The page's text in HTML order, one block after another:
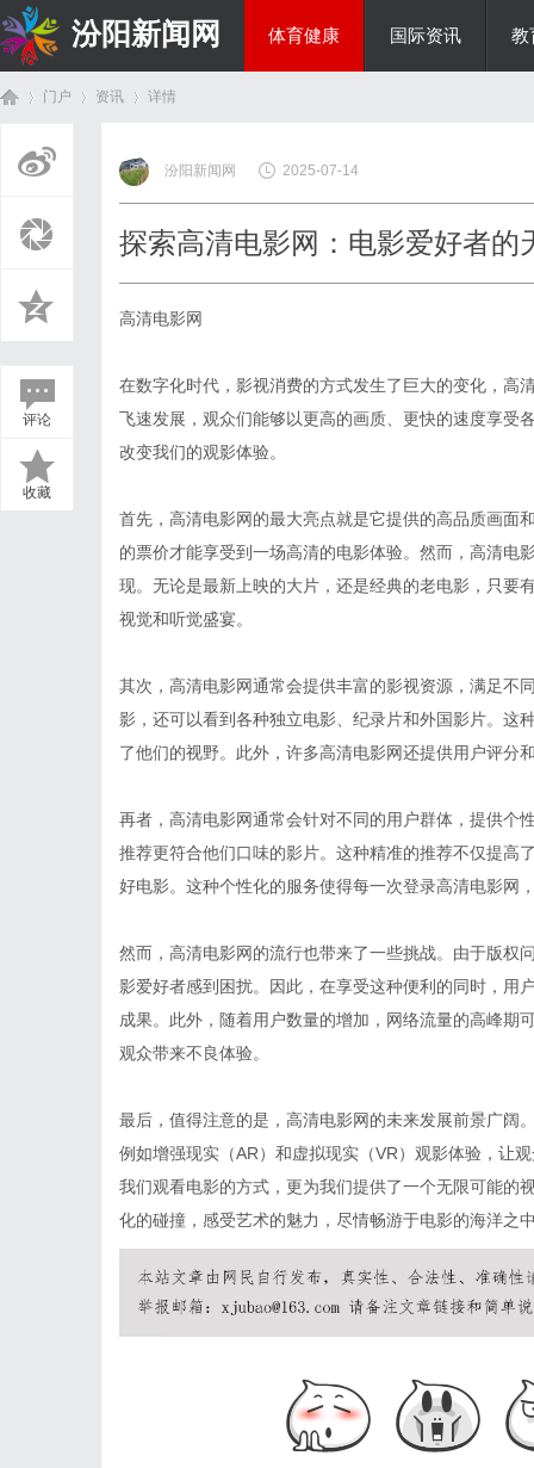
汾阳新闻网 体育健康 国际资讯 教
门户 资讯
›
详情
评论
收藏
汾阳新闻网 2025-07-14
探索高清电影网：电影爱好者的
高清电影网
在数字化时代，影视消费的方式发生了巨大的变化，高
飞速发展，观众们能够以更高的画质、更快的速度享受
改变我们的观影体验。
首先，高清电影网的最大亮点就是它提供的高品质画面
的票价才能享受到一场高清的电影体验。然而，高清电
现。无论是最新上映的大片，还是经典的老电影，只要
视觉和听觉盛宴。
其次，高清电影网通常会提供丰富的影视资源，满足不
影，还可以看到各种独立电影、纪录片和外国影片。这
了他们的视野。此外，许多高清电影网还提供用户评分
再者，高清电影网通常会针对不同的用户群体，提供个
推荐更符合他们口味的影片。这种精准的推荐不仅提高
好电影。这种个性化的服务使得每一次登录高清电影网
然而，高清电影网的流行也带来了一些挑战。由于版权
影爱好者感到困扰。因此，在享受这种便利的同时，用
成果。此外，随着用户数量的增加，网络流量的高峰期
观众带来不良体验。
最后，值得注意的是，高清电影网的未来发展前景广阔
例如增强现实（AR）和虚拟现实（VR）观影体验，让
我们观看电影的方式，更为我们提供了一个无限可能的
化的碰撞，感受艺术的魅力，尽情畅游于电影的海洋之